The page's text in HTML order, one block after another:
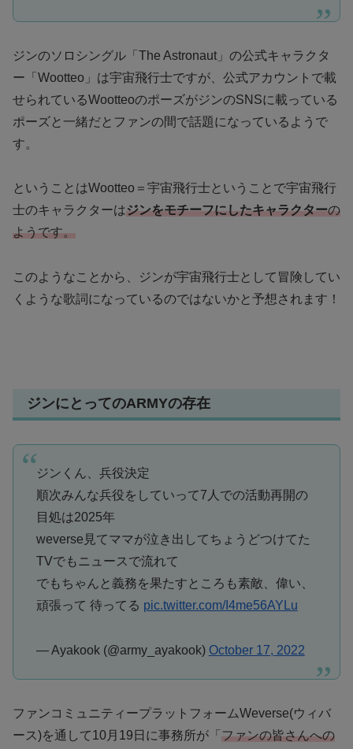
ジンのソロシングル「The Astronaut」の公式キャラクタ
ー「Wootteo」は宇宙飛行士ですが、公式アカウントで載
せられているWootteoのポーズがジンのSNSに載っている
ポーズと一緒だとファンの間で話題になっているようで
す。
ということはWootteo＝宇宙飛行士ということで宇宙飛行
士のキャラクターはジンをモチーフにしたキャラクターの
ようです。
このようなことから、ジンが宇宙飛行士として冒険してい
くような歌詞になっているのではないかと予想されます！
ジンにとってのARMYの存在
ジンくん、兵役決定
順次みんな兵役をしていって7人での活動再開の
目処は2025年
weverse見てママが泣き出してちょうどつけてた
TVでもニュースで流れて
でもちゃんと義務を果たすところも素敵、偉い、
頑張って 待ってる pic.twitter.com/I4me56AYLu
— Ayakook (@army_ayakook) October 17, 2022
ファンコミュニティープラットフォームWeverse(ウィバ
ース)を通して10月19日に事務所が「 ファンの皆さんへの